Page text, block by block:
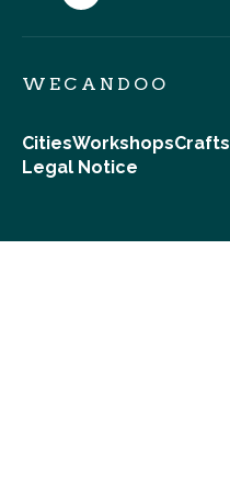
WECANDOO
CitiesWorkshopsCrafts
Legal Notice